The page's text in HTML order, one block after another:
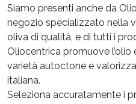
Siamo presenti anche da
negozio specializzato nella
oliva di qualità, e di tutti i
Oliocentrica promuove
varietà autoctone e
italiana.
Seleziona accuratamente i